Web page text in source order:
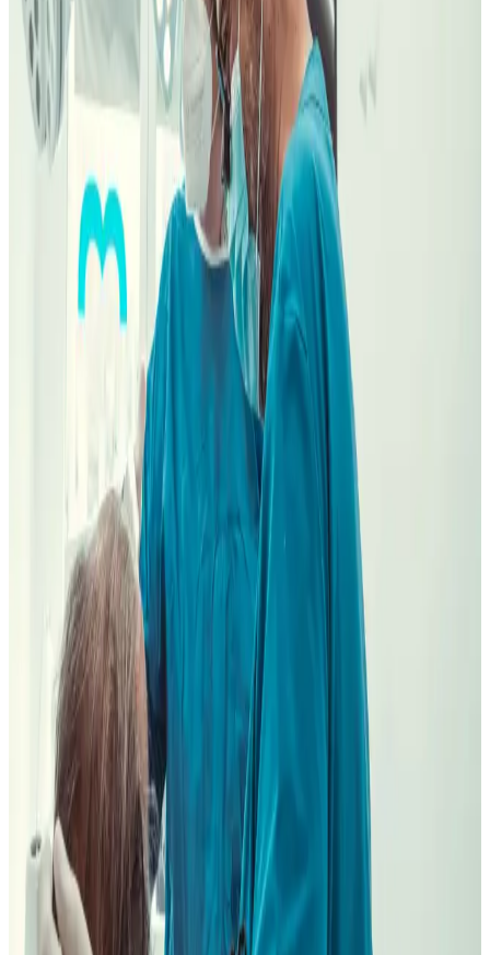
clínicas Madrid
En claro desde Embajadores
Antes de salir de Embajadores,
decide qué clínica real te conviene.
No tenemos clínica física en Embajadores. La primera decisión es
práctica: Oca suele encajar si tu rutina va por Acacias, Pirámides,
Marqués de Vadillo u Oporto; General Pardiñas si te mueves hacia
Atocha, Retiro, Goya o Barrio de Salamanca.
1. Ruta sostenible:
elegimos Oca o Pardiñas por revisiones,
horarios y facilidad para volver, no por una chincheta ficticia.
2. Doctor adecuado:
Dr. Juan Romero García para
ortodoncia/Invisalign, Dr. Carlos Romero García para implantes,
periodoncia, endodoncia y cirugía oral; Dr. Diego Romero Ferragut
para estética, prótesis y odontología general.
3. Primera visita:
diagnóstico explicado, alternativas y
presupuesto por escrito después del plan de tratamiento.
Orientar mi cita
Llamar a Oca
Dos clínicas reales en Madrid
C/ Oca, 2 · C/ General Pardiñas, 8. Primero decidimos
ruta; después cita y doctor. Puedes comparar nuestras
clínicas dentales en Madrid antes de moverte.
Ruta recomendada desde Embajadores
Oca / Carabanchel
Suele ser la ruta cómoda si vienes por Acacias, Pirámides, Marqués
de Vadillo, Oporto o línea 5.
Ver ruta